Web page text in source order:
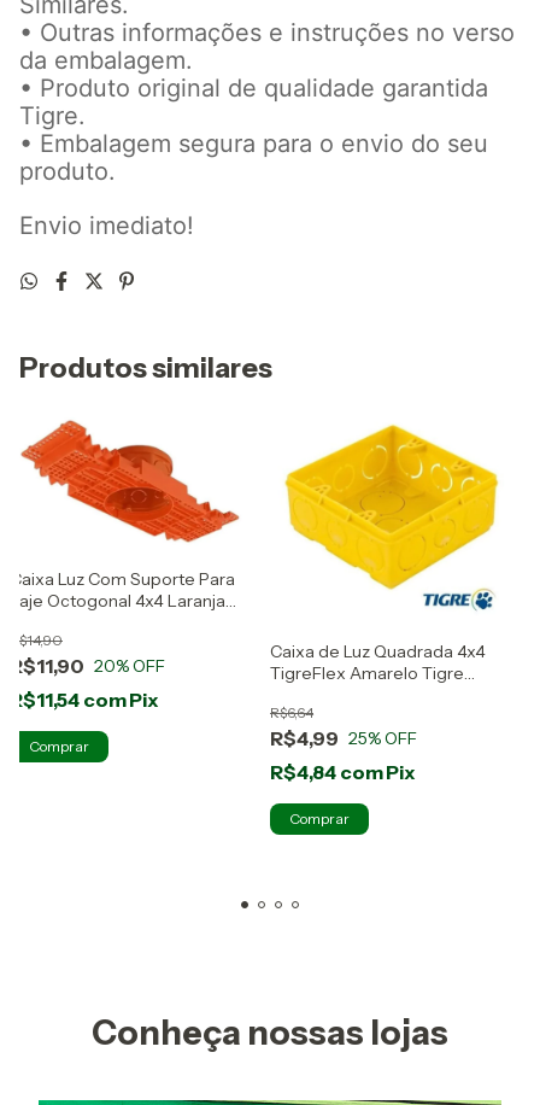
• Outras informações e instruções no verso
da embalagem.
• Produto original de qualidade garantida
Tigre.
• Embalagem segura para o envio do seu
produto.
Envio imediato!
Produtos similares
Caixa Luz Com Suporte Para
Laje Octogonal 4x4 Laranja
R$11,90
R$14,90
20% OFF
R$11,54 comPix
Caixa de Luz Quadrada 4x4
TigreFlex Amarelo Tigre
R$4,99
R$6,64
25% OFF
R$4,84 comPix
Conheça nossas lojas